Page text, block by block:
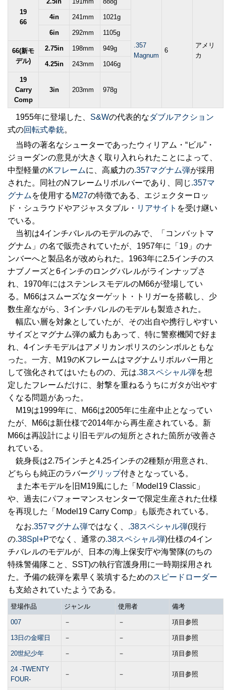
19
66
.357
Magnum
6
アメリ
カ
4in 241mm 1021g
6in 292mm 1105g
66(新モ
デル)
2.75in 198mm 949g
4.25in 243mm 1046g
19
Carry
Comp
3in 203mm 978g
1955年に登場した、 S&Wの代表的なダブルアクション
式の回転式拳銃。
当時の著名なシューターであったウィリアム・“ビル”・
ジョーダンの意見が大きく取り入れられたことによって、
中型軽量のKフレームに、高威力の.357マグナム弾が採用
された。同社のNフレームリボルバーであり、同じ.357マ
グナム を使用する M27の特徴である、エジェクターロッ
ド・シュラウドやアジャスタブル・ リアサイト を受け継い
でいる。
当初は4インチバレルのモデルのみで、「コンバットマ
グナム」の名で販売されていたが、1957年に「19」のナ
ンバーへと製品名が改められた。1963年に2.5インチのス
ナブノーズと6インチのロングバレルがラインナップさ
れ、1970年にはステンレスモデルのM66が登場してい
る。M66はスムーズなターゲット・トリガーを搭載し、少
数生産ながら、3インチバレルのモデルも製造された。
幅広い層を対象としていたが、その出自や携行しやすい
サイズとマグナム弾の威力もあって、特に警察機関で好ま
れ、4インチモデルはアメリカンポリスのシンボルともな
った。一方、M19のKフレームはマグナムリボルバー用と
して強化されてはいたものの、元は.38スペシャル弾を想
定したフレームだけに、射撃を重ねるうちにガタが出やす
くなる問題があった。
M19は1999年に、M66は2005年に生産中止となってい
たが、M66は新仕様で2014年から再生産されている。新
M66は再設計により旧モデルの短所とされた箇所が改善さ
れている。
銃身長は2.75インチと4.25インチの2種類が用意され、
どちらも純正のラバーグリップ付きとなっている。
また本モデルを旧M19風にした「Model19 Classic」
や、過去にパフォーマンスセンターで限定生産された仕様
を再現した「Model19 Carry Comp」も販売されている。
なお.357マグナム弾ではなく、 .38スペシャル弾(現行
の.38Spl+Pでなく、通常の.38スペシャル弾)仕様の4イン
チバレルのモデルが、日本の海上保安庁や海警隊(のちの
特殊警備隊こと、SST)の執行官護身用に一時期採用され
た。予備の銃弾を素早く装填するためのスピードローダー
も支給されていたようである。
登場作品 ジャンル 使用者 備考
007 － － 項目参照
13日の金曜日 － － 項目参照
20世紀少年 － － 項目参照
24 -TWENTY
FOUR-
－ － 項目参照